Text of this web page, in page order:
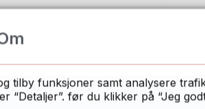
tilby funksjoner samt analysere
“Detaljer”. før du klikker på “Jeg